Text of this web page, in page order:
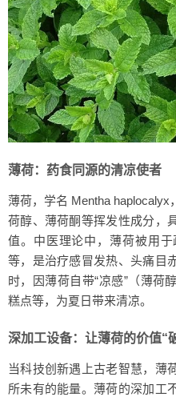
薄荷：药食同源的清凉使者
薄荷，学名 Mentha
荷醇、薄荷酮等挥发性成分，
值。中医理论中，薄荷被用
等，是治疗感冒发热、头痛目
时，因薄荷自带“凉感”（薄荷
糕点等，为夏日带来清凉。
深加工设备：让薄荷的价值“
当科技创新遇上古老智慧，薄
所未有的能量。薄荷的深加工